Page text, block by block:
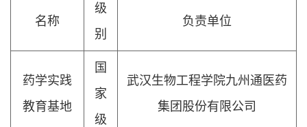
名称
级
别
负责单位
药学实践
教育基地
国
家
级
武汉生物工程学院九州通医药
集团股份有限公司